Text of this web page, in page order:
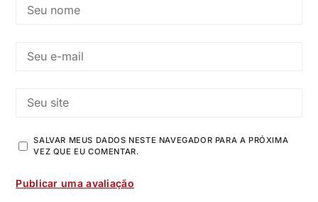
SALVAR MEUS DADOS NESTE NAVEGADOR PARA A PRÓXIMA
VEZ QUE EU COMENTAR.